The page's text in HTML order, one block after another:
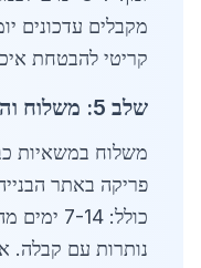
מקבלים עדכונים
קריטי להבטחת
שלב 5: משלוח והתקנה
פריקה באתר
נותרות עם קבלה.